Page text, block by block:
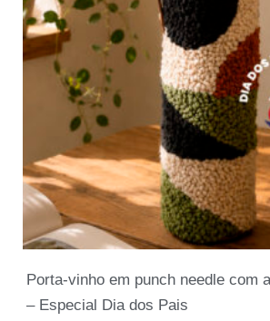
Porta-vinho em punch needle com
– Especial Dia dos Pais